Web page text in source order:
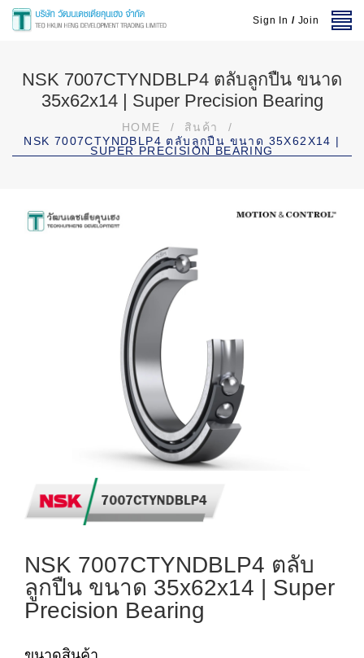
Sign In / Join
NSK 7007CTYNDBLP4 ตลับลูกปืน ขนาด
35x62x14 | Super Precision Bearing
HOME / สินค้า
/
NSK 7007CTYNDBLP4 ตลับลูกปืน ขนาด 35X62X14 |
SUPER PRECISION BEARING
NSK 7007CTYNDBLP4 ตลับ
ลูกปืน ขนาด 35x62x14 | Super
Precision Bearing
ขนาดสินค้า